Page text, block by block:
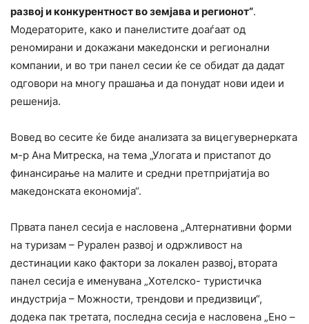
развој и конкурентност во земјава и регионот“.
Модераторите, како и панелистите доаѓаат од
реномирани и докажани македонски и регионални
компании, и во три панел сесии ќе се обидат да дадат
одговори на многу прашања и да понудат нови идеи и
решенија.
Вовед во сесите ќе биде анализата за вицегувернерката
м-р Ана Митреска, на тема „Улогата и пристапот до
финансирање на малите и средни претпријатија во
македонската економија“.
Првата панел сесија е насловена „Алтернативни форми
на туризам – Рурален развој и одржливост на
дестинации како фактори за локален развој, втората
панел сесија е именувана „Хотелско- туристичка
индустрија – Можности, трендови и предизвици“,
додека пак третата, последна сесија е насловена „Ено –